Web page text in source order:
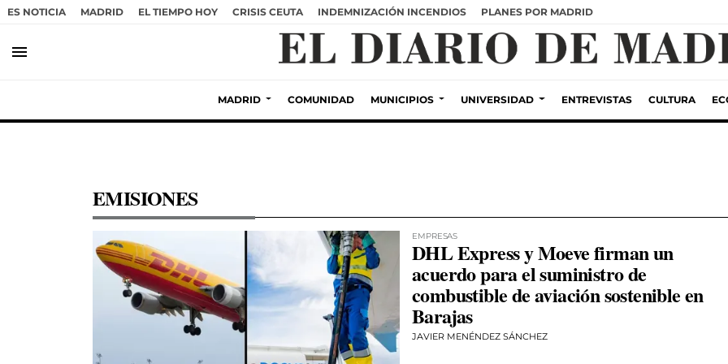
ES NOTICIA MADRID EL TIEMPO HOY CRISIS CEUTA INDEMNIZACIÓN INCENDIOS PLANES POR MADRID
menu
MADRID COMUNIDAD MUNICIPIOS UNIVERSIDAD ENTREVISTAS CULTURA
EMISIONES
EMPRESAS
DHL Express y Moeve firman un
acuerdo para el suministro de
combustible de aviación sostenible en
Barajas
JAVIER MENÉNDEZ SÁNCHEZ